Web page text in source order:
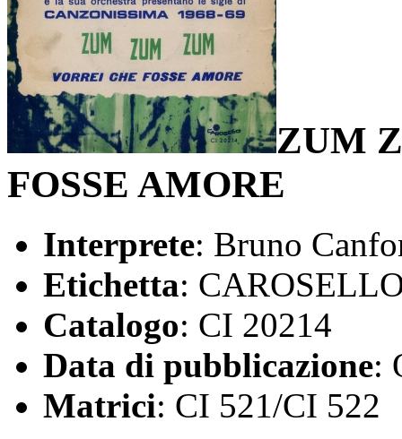
ZUM
FOSSE AMORE
Interprete: Bruno
Etichetta:
Catalogo: CI 20214
Data di pubblicazione:
Matrici: CI 521/CI 522